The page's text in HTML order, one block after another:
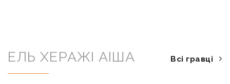
ЕЛЬ ХЕРАЖІ АІША Всі гравці